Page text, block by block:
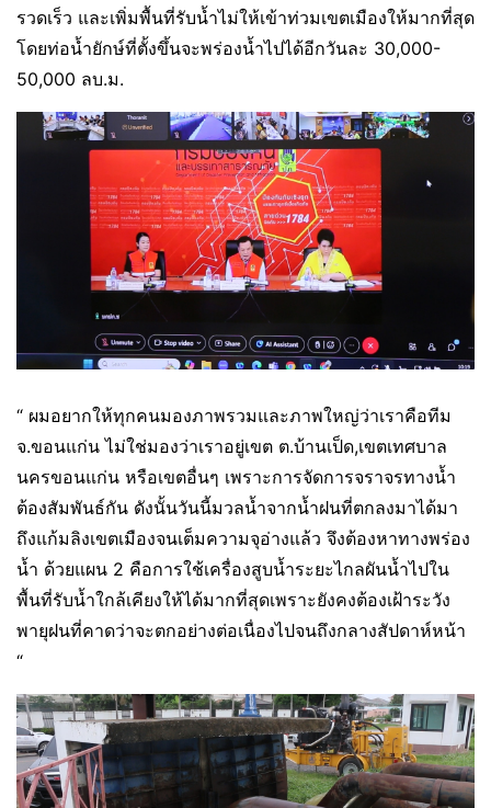
รวดเร็ว และเพิ่มพื้นที่รับน้ำไม่ให้เข้าท่วมเขตเมืองให้มากที่สุด
โดยท่อน้ำยักษ์ที่ตั้งขึ้นจะพร่องน้ำไปได้อีกวันละ 30,000-
50,000 ลบ.ม.
“ ผมอยากให้ทุกคนมองภาพรวมและภาพใหญ่ว่าเราคือทีม
จ.ขอนแก่น ไม่ใช่มองว่าเราอยู่เขต ต.บ้านเป็ด,เขตเทศบาล
นครขอนแก่น หรือเขตอื่นๆ เพราะการจัดการจราจรทางน้ำ
ต้องสัมพันธ์กัน ดังนั้นวันนี้มวลน้ำจากน้ำฝนที่ตกลงมาได้มา
ถึงแก้มลิงเขตเมืองจนเต็มความจุอ่างแล้ว จึงต้องหาทางพร่อง
น้ำ ด้วยแผน 2 คือการใช้เครื่องสูบน้ำระยะไกลผันน้ำไปใน
พื้นที่รับน้ำใกล้เคียงให้ได้มากที่สุดเพราะยังคงต้องเฝ้าระวัง
พายุฝนที่คาดว่าจะตกอย่างต่อเนื่องไปจนถึงกลางสัปดาห์หน้า
“